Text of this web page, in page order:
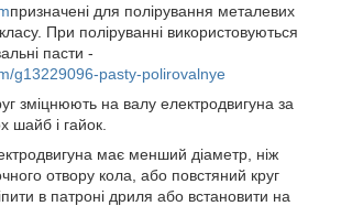
призначені для полірування металевих
При поліруванні використовуються
пасти -
g13229096-pasty-polirovalnye
зміцнюють на валу електродвигуна за
шайб і гайок.
має менший діаметр, ніж
отвору кола, або повстяний круг
в патроні дриля або встановити на